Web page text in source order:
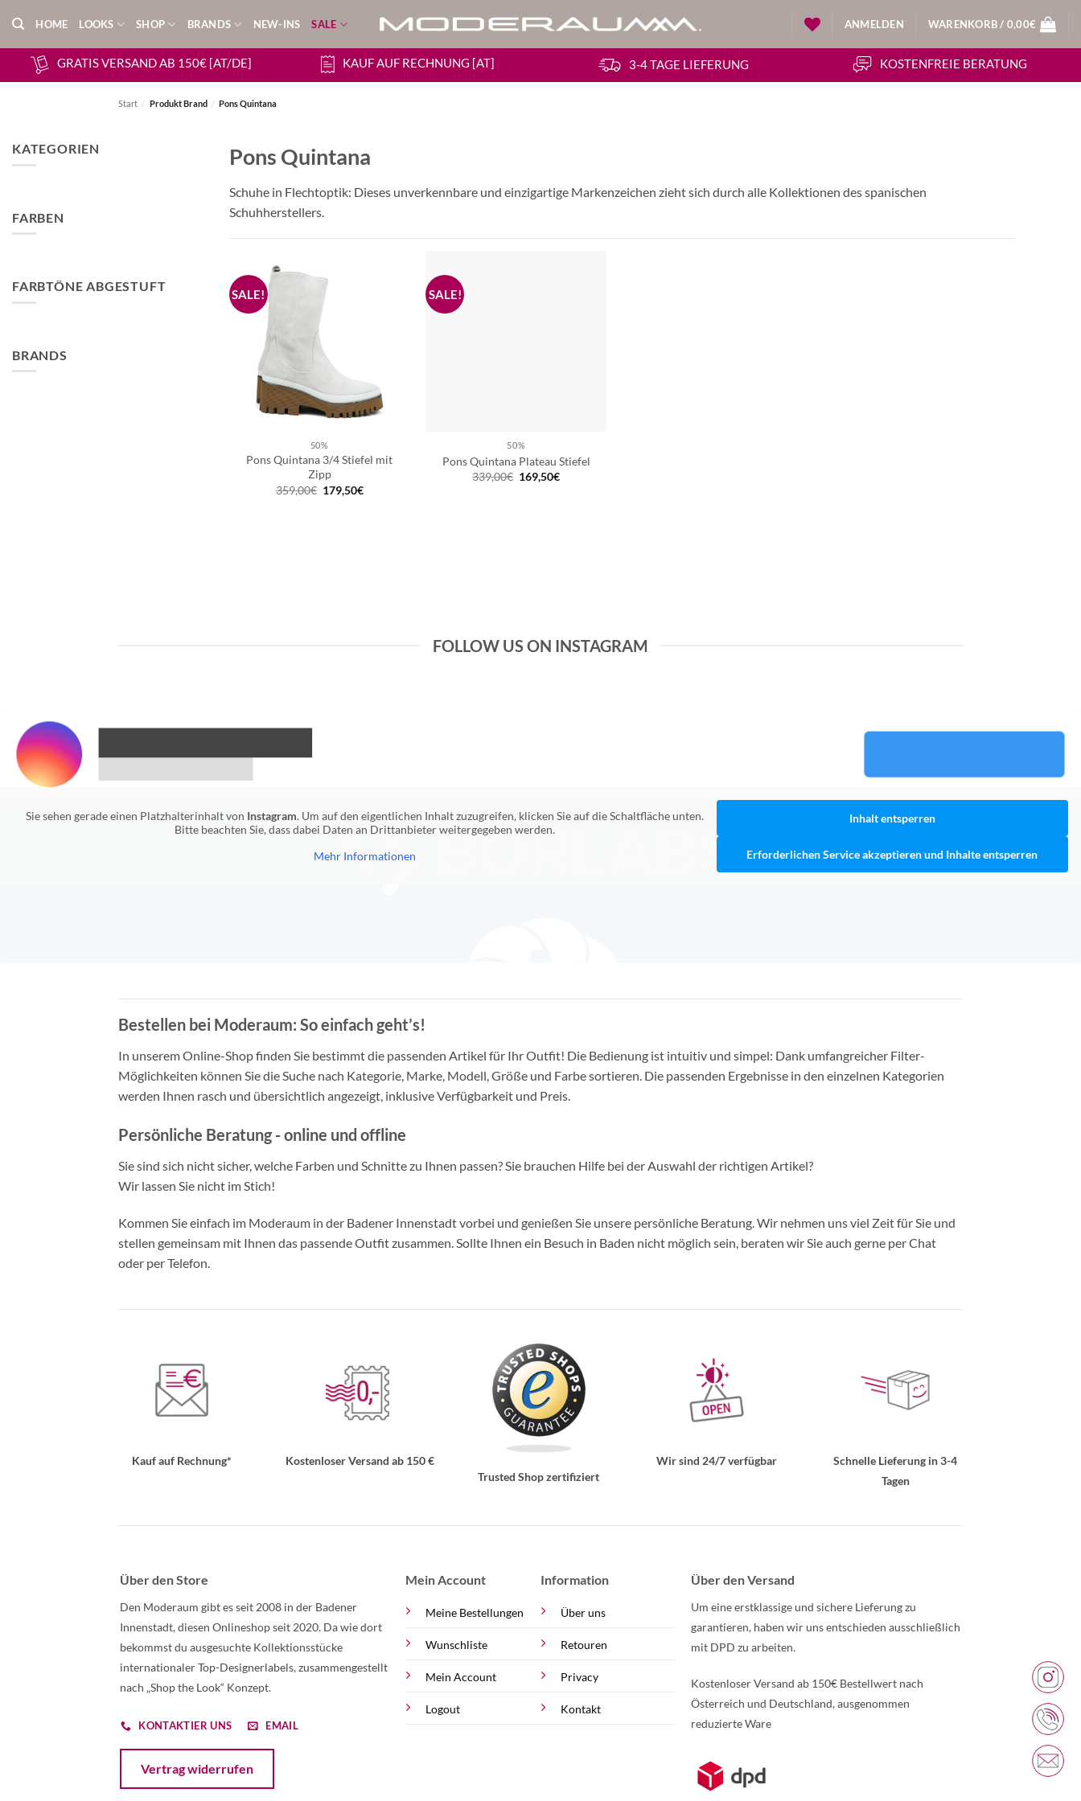
Inhalt
springen
HOME LOOKS SHOP BRANDS NEW-INS SALE ANMELDEN WARENKORB / 0,00€
Start / Produkt Brand / Pons Quintana
GRATIS VERSAND AB 150€ [AT/DE] KAUF AUF RECHNUNG [AT] 3-4 TAGE LIEFERUNG KOSTENFREIE BERATUNG
KATEGORIEN
FARBEN
FARBTÖNE ABGESTUFT
BRANDS
Pons Quintana
Schuhe in Flechtoptik: Dieses unverkennbare und einzigartige Markenzeichen zieht sich durch alle Kollektionen des spanischen
Schuhherstellers.
50%
Pons Quintana 3/4 Stiefel mit
Zipp
359,00€ Ursprünglicher
Preis
179,50€Aktueller
50%
Pons Quintana Plateau Stiefel
339,00€ Ursprünglicher
Preis
169,50€Aktueller
FOLLOW US ON INSTAGRAM
Sie sehen gerade einen Platzhalterinhalt von Instagram. Um auf den eigentlichen Inhalt zuzugreifen, klicken Sie auf die Schaltfläche unten.
Bitte beachten Sie, dass dabei Daten an Drittanbieter weitergegeben werden.
Mehr Informationen
Inhalt entsperren
Erforderlichen Service akzeptieren und Inhalte entsperren
Bestellen bei Moderaum: So einfach geht’s!
In unserem Online-Shop finden Sie bestimmt die passenden Artikel für Ihr Outfit! Die Bedienung ist intuitiv und simpel: Dank umfangreicher Filter-
Möglichkeiten können Sie die Suche nach Kategorie, Marke, Modell, Größe und Farbe sortieren. Die passenden Ergebnisse in den einzelnen Kategorien
werden Ihnen rasch und übersichtlich angezeigt, inklusive Verfügbarkeit und Preis.
Persönliche Beratung - online und offline
Sie sind sich nicht sicher, welche Farben und Schnitte zu Ihnen passen? Sie brauchen Hilfe bei der Auswahl der richtigen Artikel?
Wir lassen Sie nicht im Stich!
Kommen Sie einfach im Moderaum in der Badener Innenstadt vorbei und genießen Sie unsere persönliche Beratung. Wir nehmen uns viel Zeit für Sie und
stellen gemeinsam mit Ihnen das passende Outfit zusammen. Sollte Ihnen ein Besuch in Baden nicht möglich sein, beraten wir Sie auch gerne per Chat
oder per Telefon.
Kauf auf Rechnung*
Kostenloser Versand ab 150 €
Trusted Shop zertifiziert
Wir sind 24/7 verfügbar
Schnelle Lieferung in 3-4
Tagen
Über den Store
Den Moderaum gibt es seit 2008 in der Badener
Innenstadt, diesen Onlineshop seit 2020. Da wie dort
bekommst du ausgesuchte Kollektionsstücke
internationaler Top-Designerlabels, zusammengestellt
nach „Shop the Look“ Konzept.
KONTAKTIER UNS EMAIL
Vertrag widerrufen
Mein Account
Meine Bestellungen
Wunschliste
Mein Account
Logout
Information
Über uns
Retouren
Privacy
Kontakt
Über den Versand
Um eine erstklassige und sichere Lieferung zu
garantieren, haben wir uns entschieden ausschließlich
mit DPD zu arbeiten.
Kostenloser Versand ab 150€ Bestellwert nach
Österreich und Deutschland, ausgenommen
reduzierte Ware